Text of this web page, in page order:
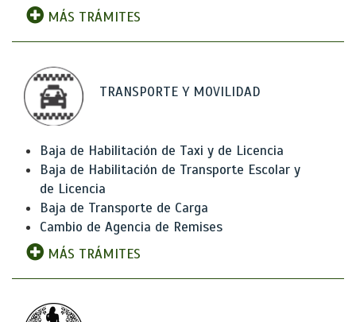
MÁS TRÁMITES
TRANSPORTE Y MOVILIDAD
Baja de Habilitación de Taxi y de Licencia
Baja de Habilitación de Transporte Escolar y
de Licencia
Baja de Transporte de Carga
Cambio de Agencia de Remises
MÁS TRÁMITES